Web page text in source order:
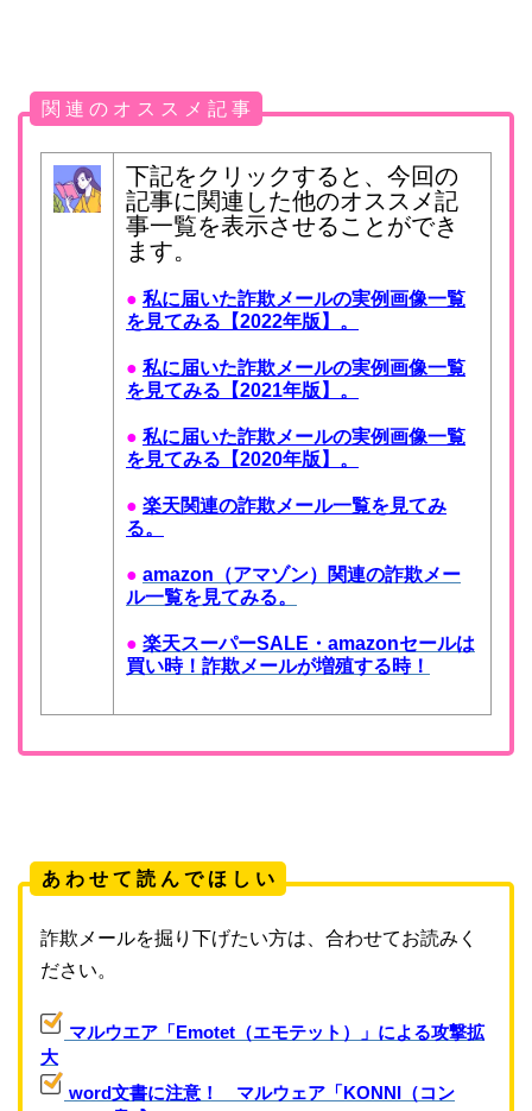
関 連 の オ ス ス メ 記 事
下記をクリックすると、今回の
記事に関連した他のオススメ記
事一覧を表示させることができ
ます。
● 私に届いた詐欺メールの実例画像一覧
を見てみる【2022年版】。
● 私に届いた詐欺メールの実例画像一覧
を見てみる【2021年版】。
● 私に届いた詐欺メールの実例画像一覧
を見てみる【2020年版】。
● 楽天関連の詐欺メール一覧を見てみ
る。
● amazon（アマゾン）関連の詐欺メー
ル一覧を見てみる。
● 楽天スーパーSALE・amazonセールは
買い時！詐欺メールが増殖する時！
あ わ せ て 読 ん で ほ し い
詐欺メールを掘り下げたい方は、合わせてお読みく
ださい。
マルウエア「Emotet（エモテット）」による攻撃拡
大
word文書に注意！ マルウェア「KONNI（コン